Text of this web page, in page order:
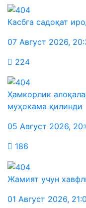
Касбга садоқат
07 Август 2026,
224
Ҳамкорлик
муҳокама қилинди
05 Август 2026,
186
Жамият учун
01 Август 2026,